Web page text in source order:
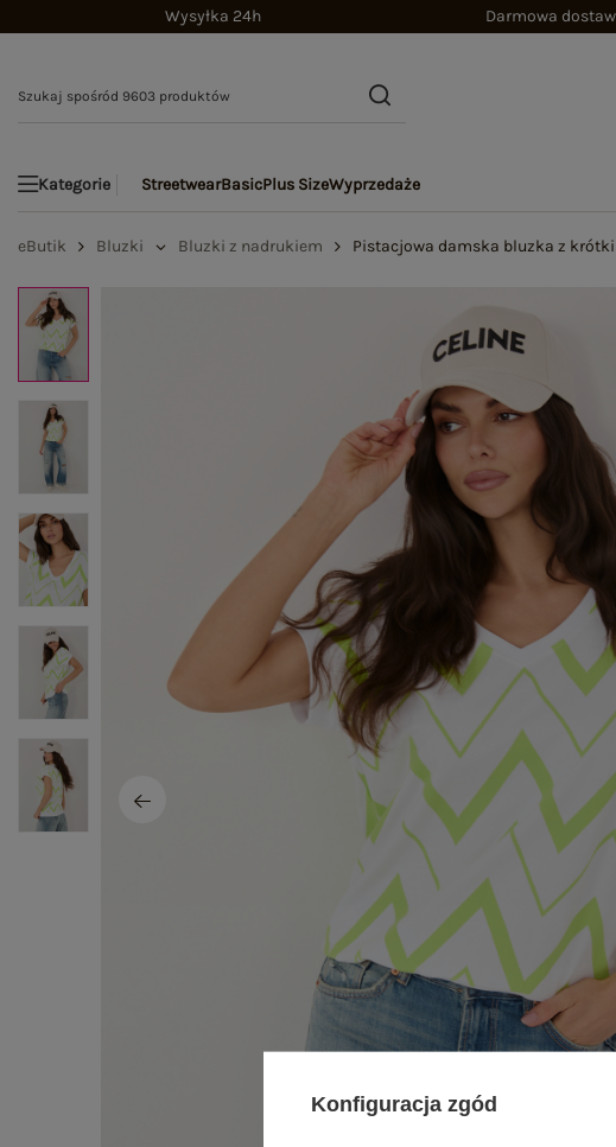
Wysyłka 24h Darmowa
Kategorie StreetwearBasicPlus SizeWyprzedaże
eButik Bluzki Bluzki z nadrukiem Pistacjowa damska bluzka z
Konfiguracja zgód